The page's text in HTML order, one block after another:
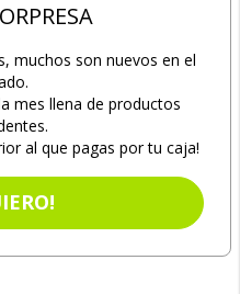
muchos son nuevos en el
mes llena de productos
al que pagas por tu caja!